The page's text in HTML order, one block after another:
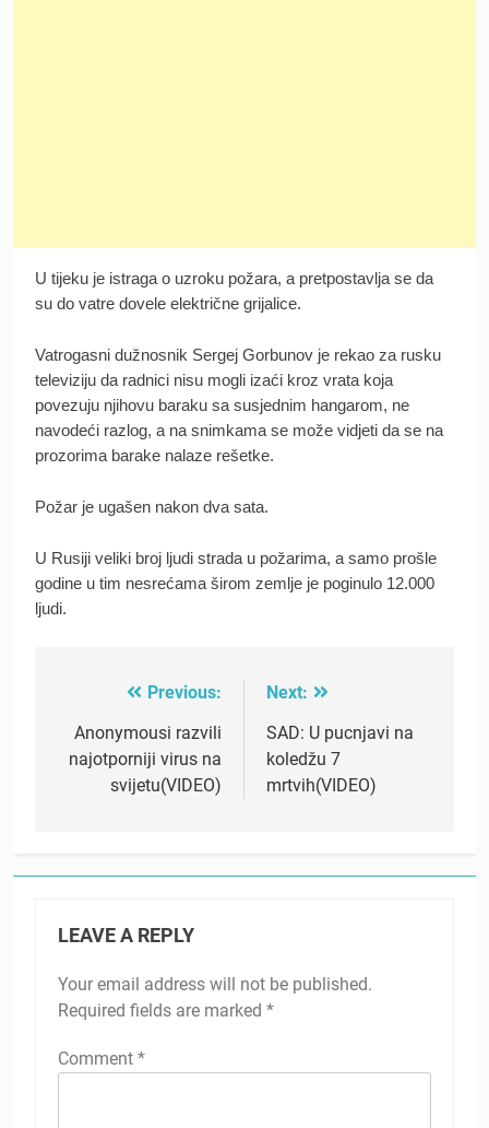
U tijeku je istraga o uzroku požara, a pretpostavlja se da
su do vatre dovele električne grijalice.
Vatrogasni dužnosnik Sergej Gorbunov je rekao za rusku
televiziju da radnici nisu mogli izaći kroz vrata koja
povezuju njihovu baraku sa susjednim hangarom, ne
navodeći razlog, a na snimkama se može vidjeti da se na
prozorima barake nalaze rešetke.
Požar je ugašen nakon dva sata.
U Rusiji veliki broj ljudi strada u požarima, a samo prošle
godine u tim nesrećama širom zemlje je poginulo 12.000
ljudi.
navigation
Previous:
Anonymousi razvili
najotporniji virus na
svijetu(VIDEO)
Next:
SAD: U pucnjavi na
koledžu 7
mrtvih(VIDEO)
LEAVE A REPLY
Your email address will not be published.
Required fields are marked *
Comment *